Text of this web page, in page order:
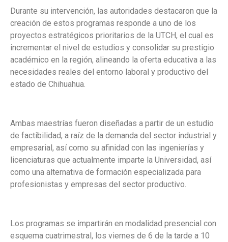
Durante su intervención, las autoridades destacaron que la
creación de estos programas responde a uno de los
proyectos estratégicos prioritarios de la UTCH, el cual es
incrementar el nivel de estudios y consolidar su prestigio
académico en la región, alineando la oferta educativa a las
necesidades reales del entorno laboral y productivo del
estado de Chihuahua.
Ambas maestrías fueron diseñadas a partir de un estudio
de factibilidad, a raíz de la demanda del sector industrial y
empresarial, así como su afinidad con las ingenierías y
licenciaturas que actualmente imparte la Universidad, así
como una alternativa de formación especializada para
profesionistas y empresas del sector productivo.
Los programas se impartirán en modalidad presencial con
esquema cuatrimestral, los viernes de 6 de la tarde a 10